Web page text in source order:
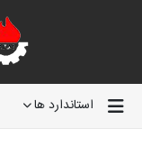
استاندارد ها